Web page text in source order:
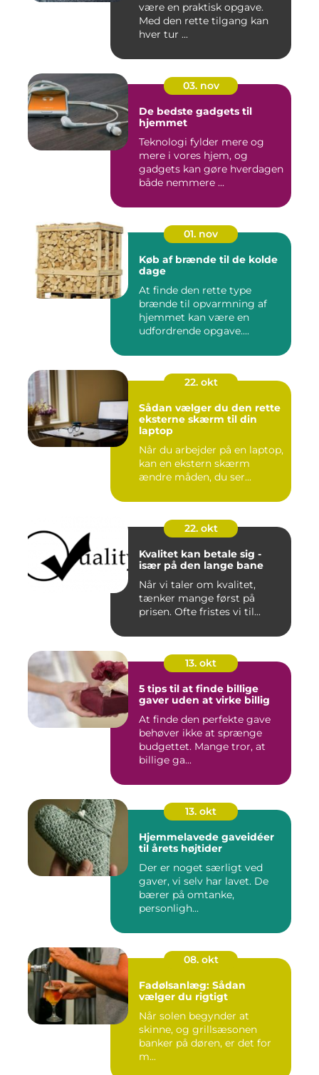
være en praktisk opgave.
Med den rette tilgang kan
hver tur ...
03. nov
De bedste gadgets til
hjemmet
Teknologi fylder mere og
mere i vores hjem, og
gadgets kan gøre hverdagen
både nemmere ...
01. nov
Køb af brænde til de kolde
dage
At finde den rette type
brænde til opvarmning af
hjemmet kan være en
udfordrende opgave....
22. okt
Sådan vælger du den rette
eksterne skærm til din
laptop
Når du arbejder på en laptop,
kan en ekstern skærm
ændre måden, du ser...
22. okt
Kvalitet kan betale sig -
især på den lange bane
Når vi taler om kvalitet,
tænker mange først på
prisen. Ofte fristes vi til...
13. okt
5 tips til at finde billige
gaver uden at virke billig
At finde den perfekte gave
behøver ikke at sprænge
budgettet. Mange tror, at
billige ga...
13. okt
Hjemmelavede gaveidéer
til årets højtider
Der er noget særligt ved
gaver, vi selv har lavet. De
bærer på omtanke,
personligh...
08. okt
Fadølsanlæg: Sådan
vælger du rigtigt
Når solen begynder at
skinne, og grillsæsonen
banker på døren, er det for
m...